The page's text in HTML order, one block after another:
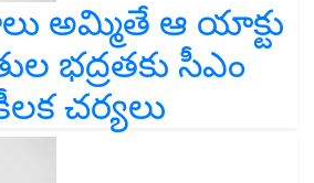
అమ్మితే ఆ యాక్టు
భద్రతకు సీఎం
చర్యలు